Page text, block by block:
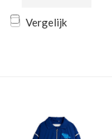
Vergelijk